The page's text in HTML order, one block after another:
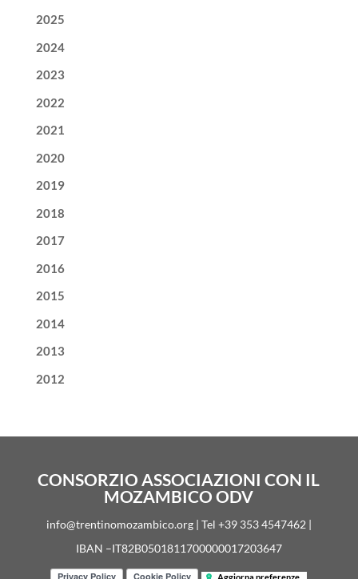
2025
2024
2023
2022
2021
2020
2019
2018
2017
2016
2015
2014
2013
2012
CONSORZIO ASSOCIAZIONI CON IL
MOZAMBICO ODV
info@trentinomozambico.org | Tel +39 353 4547462 |
IBAN –IT82B0501811700000017203647
Aggiorna preferenze